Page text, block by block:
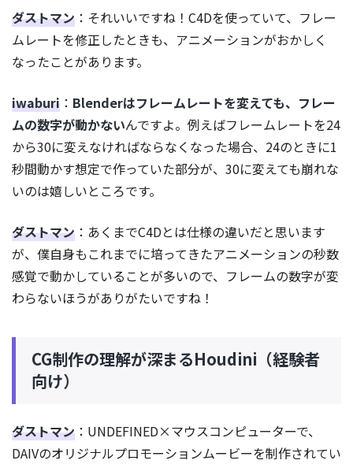
ダストマン ：それいいですね！C4Dを使っていて、フレー
ムレートを修正したときも、アニメーションがおかしく
なったことがあります。
iwaburi ： Blenderはフレームレートを変えても、フレー
ムの数字が動かないんですよ。例えばフレームレートを24
から30に変えなければならなくなった場合、24のときに1
秒間動かす想定で作っていた部分が、30に変えても崩れな
いのは嬉しいところです。
ダストマン ：あくまでC4Dとは仕様の違いだと思います
が、僕自身もこれまでに培ってきたアニメーションの秒数
感覚で動かしていることが多いので、フレームの数字が変
わらないほうがありがたいですね！
CG制作の理解が深まるHoudini（経験者
向け）
ダストマン ：UNDEFINED×マウスコンピューターで、
DAIVのオリジナルプロモーションムービーを制作されてい